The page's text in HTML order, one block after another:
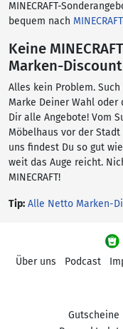
MINECRAFT-
bequem nach
Keine
Marken-Discount
Alles kein Problem.
Marke Deiner Wahl
Dir alle Angebote! Vom
Möbelhaus vor der
uns findest Du so gut
weit das Auge reicht.
MINECRAFT!
Tip: Alle Netto Marken-
Über uns Podcast
Gutscheine